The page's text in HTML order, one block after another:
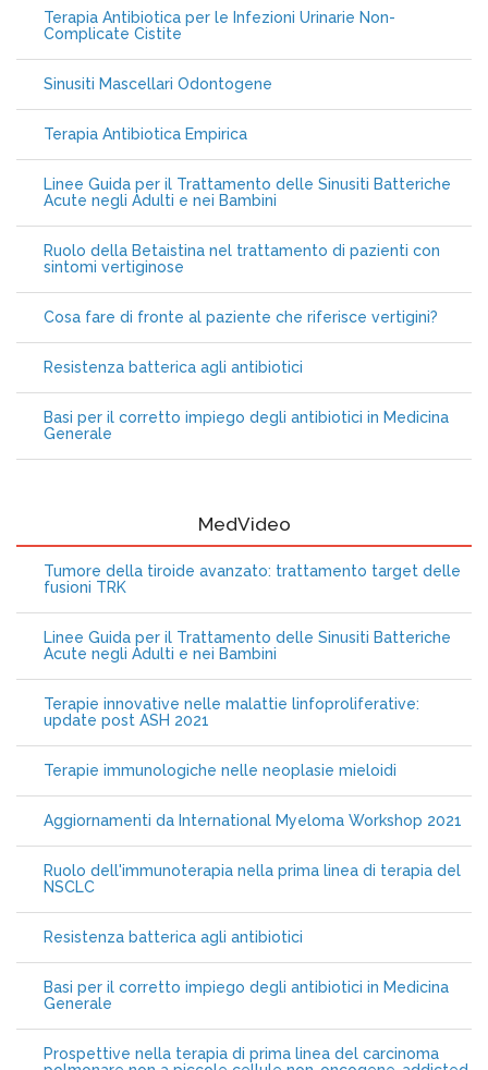
Terapia Antibiotica per le Infezioni Urinarie Non-
Complicate Cistite
Sinusiti Mascellari Odontogene
Terapia Antibiotica Empirica
Linee Guida per il Trattamento delle Sinusiti Batteriche
Acute negli Adulti e nei Bambini
Ruolo della Betaistina nel trattamento di pazienti con
sintomi vertiginose
Cosa fare di fronte al paziente che riferisce vertigini?
Resistenza batterica agli antibiotici
Basi per il corretto impiego degli antibiotici in Medicina
Generale
MedVideo
Tumore della tiroide avanzato: trattamento target delle
fusioni TRK
Linee Guida per il Trattamento delle Sinusiti Batteriche
Acute negli Adulti e nei Bambini
Terapie innovative nelle malattie linfoproliferative:
update post ASH 2021
Terapie immunologiche nelle neoplasie mieloidi
Aggiornamenti da International Myeloma Workshop 2021
Ruolo dell'immunoterapia nella prima linea di terapia del
NSCLC
Resistenza batterica agli antibiotici
Basi per il corretto impiego degli antibiotici in Medicina
Generale
Prospettive nella terapia di prima linea del carcinoma